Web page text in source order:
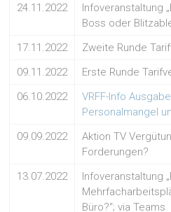
24.11.2022
Infoveranstaltung
Boss oder
17.11.2022
Zweite Runde
09.11.2022
Erste Runde
06.10.2022
VRFF-Info
Personalmangel
09.09.2022
Aktion TV
Forderungen?
13.07.2022
Infoveranstaltung
Büro?“; via Teams